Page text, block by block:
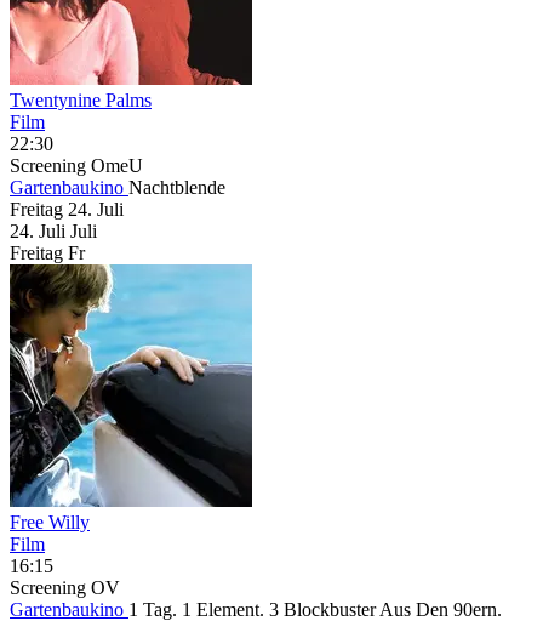
Twentynine Palms
Film
22:30
Screening OmeU
Gartenbaukino Nachtblende
Freitag 24. Juli
24. Juli Juli
Freitag Fr
Free Willy
Film
16:15
Screening OV
Gartenbaukino 1 Tag. 1 Element. 3 Blockbuster Aus Den 90ern.